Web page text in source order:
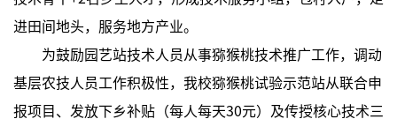
进田间地头，服务地方产业。
为鼓励园艺站技术人员从事猕猴桃技术推广工作，调动
基层农技人员工作积极性，我校猕猴桃试验示范站从联合申
报项目、发放下乡补贴（每人每天30元）及传授核心技术三